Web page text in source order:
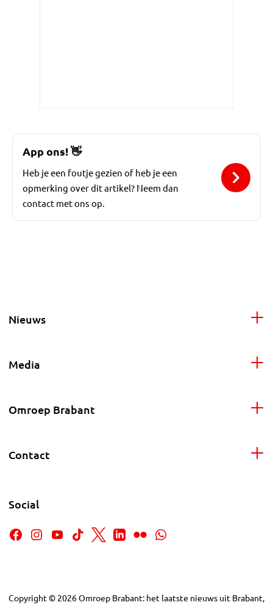
App ons!👋
Heb je een foutje gezien of heb je een
opmerking over dit artikel? Neem dan
contact met ons op.
Nieuws
Media
Omroep Brabant
Contact
Social
Copyright © 2026Omroep Brabant: het laatste nieuws uit Brabant,